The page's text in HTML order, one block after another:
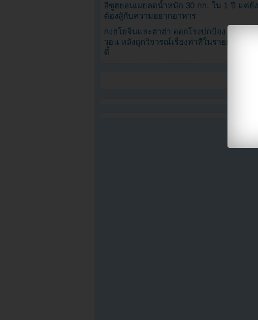
อีซูฮยอนเผยลดน้ำหนัก 30 กก. ใน 1 ปี แต่ยัง
ต้องสู้กับความอยากอาหาร
กงฮโยจินและฮาฮ่า ออกโรงปกป้อง จองจุน
วอน หลังถูกวิจารณ์เรื่องท่าทีในรายการวาไร
ตี้